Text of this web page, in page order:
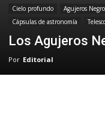
Cielo profundo Agujeros
Cápsulas de astronomía
Los Agujeros
Por Editorial